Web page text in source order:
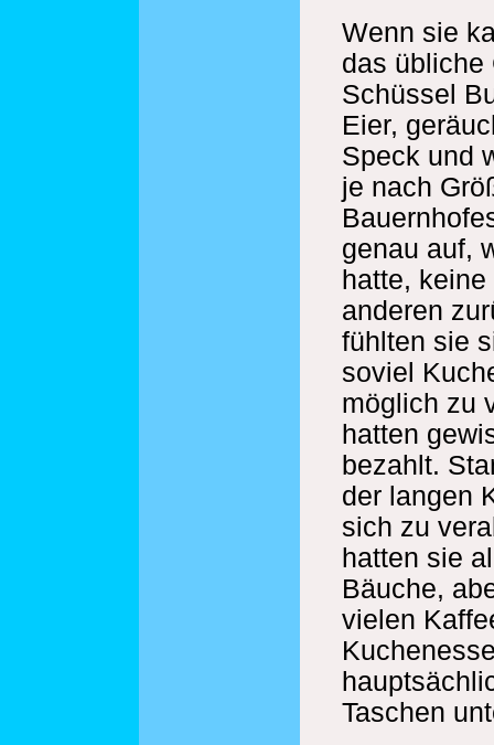
Wenn sie
das übliche
Schüssel
Eier,
Speck und
je nach
genau auf,
hatte,
anderen
fühlten sie
soviel
möglich zu
hatten
bezahlt.
der langen
sich zu
hatten sie
Bäuche,
vielen
Taschen